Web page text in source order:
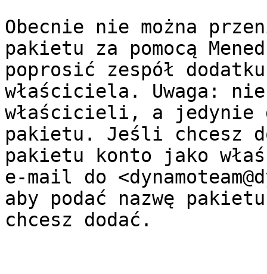
Obecnie nie można
pakietu za pomocą
poprosić zespół
właściciela. Uwaga:
właścicieli, a jedynie
pakietu. Jeśli chcesz
pakietu konto jako
e-mail do
aby podać nazwę